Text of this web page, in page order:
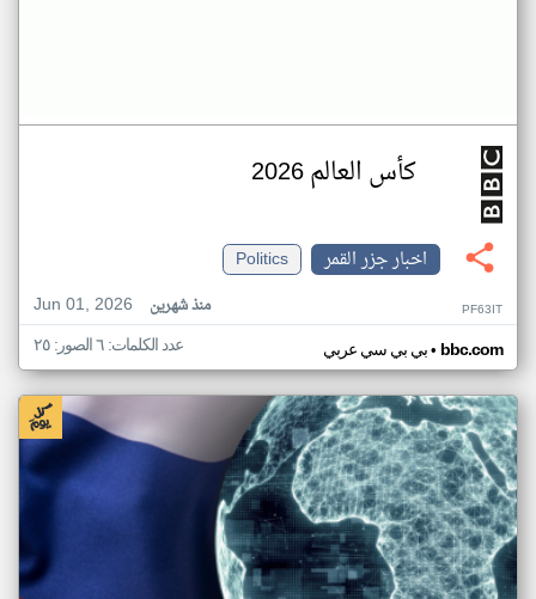
كأس العالم 2026
اخبار جزر القمر
Politics
Jun 01, 2026
منذ شهرين PF63IT
بي بي سي عربي• bbc.com عدد الكلمات: ٦ الصور: ٢٥